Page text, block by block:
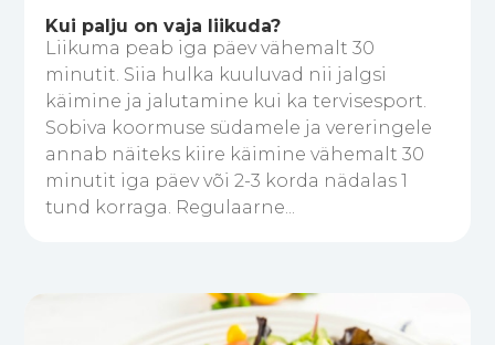
Kui palju on vaja liikuda?
Liikuma peab iga päev vähemalt 30
minutit. Siia hulka kuuluvad nii jalgsi
käimine ja jalutamine kui ka tervisesport.
Sobiva koormuse südamele ja vereringele
annab näiteks kiire käimine vähemalt 30
minutit iga päev või 2-3 korda nädalas 1
tund korraga. Regulaarne...